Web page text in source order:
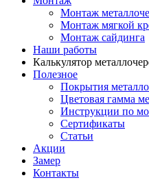
Монтаж
Монтаж мягкой
Монтаж сайдинга
Наши работы
Калькулятор
Полезное
Покрытия
Цветовая гамма
Инструкции по
Сертификаты
Статьи
Акции
Замер
Контакты